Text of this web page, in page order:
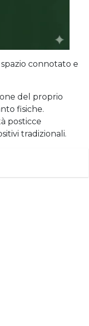
connotato e
del proprio
fisiche.
posticce
tradizionali.